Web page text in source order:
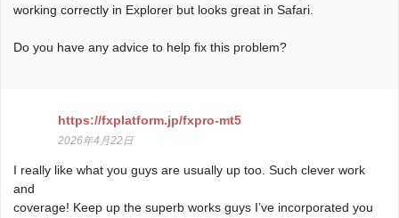
working correctly in Explorer but looks great in Safari.
Do you have any advice to help fix this problem?
https://fxplatform.jp/fxpro-mt5
2026年4月22日
I really like what you guys are usually up too. Such clever work
and
coverage! Keep up the superb works guys I’ve incorporated you